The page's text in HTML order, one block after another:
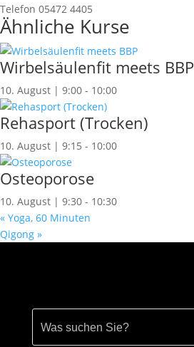
Telefon 05472 4405
Ähnliche Kurse
Wirbelsäulenfit meets BBP
10. August | 9:00 - 10:00
Rehasport (Trocken)
10. August | 9:15 - 10:00
Osteoporose
10. August | 9:30 - 10:30
« Yoga, 60 Minuten
Qigong »